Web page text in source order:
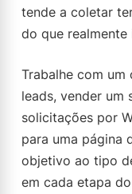
tende a coletar
do que realmente
Trabalhe com
leads, vender um
solicitações por
para uma página
objetivo ao tipo
em cada etapa